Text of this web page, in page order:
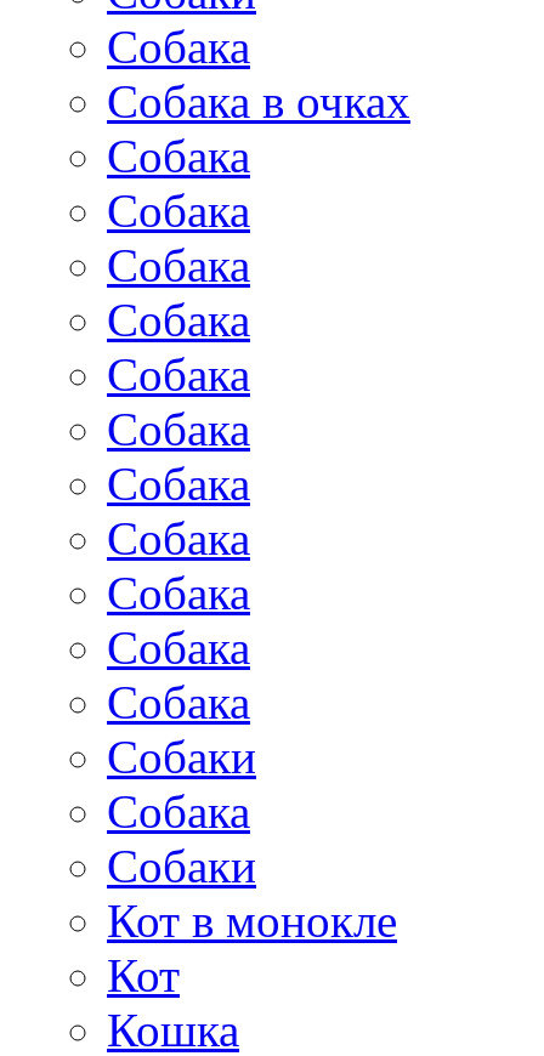
Собака
Собака в очках
Собака
Собака
Собака
Собака
Собака
Собака
Собака
Собака
Собака
Собака
Собака
Собаки
Собака
Собаки
Кот в монокле
Кот
Кошка